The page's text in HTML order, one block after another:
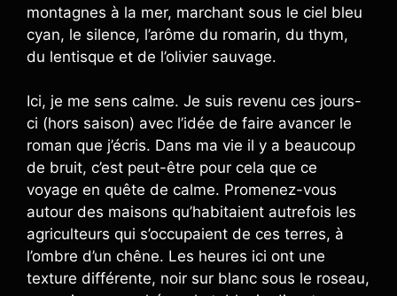
montagnes à la mer, marchant sous le ciel bleu
cyan, le silence, l’arôme du romarin, du thym,
du lentisque et de l’olivier sauvage.
Ici, je me sens calme. Je suis revenu ces jours-
ci (hors saison) avec l’idée de faire avancer le
roman que j’écris. Dans ma vie il y a beaucoup
de bruit, c’est peut-être pour cela que ce
voyage en quête de calme. Promenez-vous
autour des maisons qu’habitaient autrefois les
agriculteurs qui s’occupaient de ces terres, à
l’ombre d’un chêne. Les heures ici ont une
texture différente, noir sur blanc sous le roseau,